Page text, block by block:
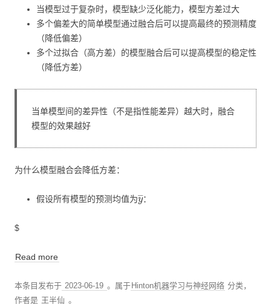
当模型过于复杂时，模型缺少泛化能力，模型方差过大
多个偏差大的简单模型通过融合后可以提高最终的预测精度
（降低偏差）
多个过拟合（高方差）的模型融合后可以提高模型的稳定性
（降低方差）
当单模型间的差异性（不是指性能差异）越大时，融合
模型的效果越好
为什么模型融合会降低方差：
假设所有模型的预测均值为y：
$
Read more
本条目发布于 2023-06-19 。属于 Hinton机器学习与神经网络 分类，
作者是 王半仙 。